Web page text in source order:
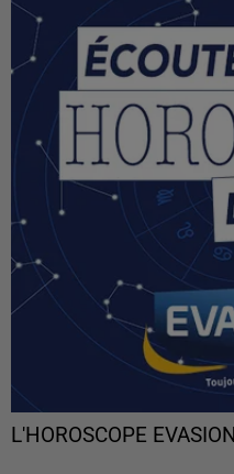
L'HOROSCOPE EVASION